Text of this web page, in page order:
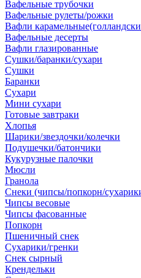
Вафельные трубочки
Вафельные рулеты/рожки
Вафли
Вафельные десерты
Вафли глазированные
Сушки/баранки/сухари
Сушки
Баранки
Сухари
Мини сухари
Готовые завтраки
Хлопья
Шарики/звездочки/колечки
Подушечки/батончики
Кукурузные палочки
Мюсли
Гранола
Снеки (чипсы/попкорн/
Чипсы весовые
Чипсы фасованные
Попкорн
Пшеничный снек
Сухарики/гренки
Снек сырный
Крендельки